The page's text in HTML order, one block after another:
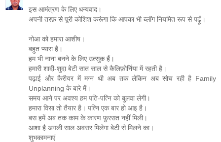
इस आमंत्रण के लिए धन्यवाद।
अपनी तरफ़ से पूरी कोशिश करूंगा कि आपका भी ब्लॉग नियमित रूप से पढ़ूँ।
नोआ को हमारा आशीष।
बहुत प्यारा है।
हम भी नाना बनने के लिए उत्सुक हैं।
हमारी शादी-शुदा बेटी सात साल से कैलिफ़ोर्निया में रहती है।
पढ़ाई और कैरीयर में मग्न थी अब तक लेकिन अब सोच रही है Family
Unplanning के बारे में।
समय आने पर अवश्य हम पति-पत्नि को बुलवा लेगी।
हमारा विसा तो तैयार है। पत्नि एक बार हो आइ है।
बस हमें अब तक काम के कारण फ़ुरसत नहीं मिली।
आशा है अगली साल अवसर मिलेगा बेटी से मिलने का।
शुभकामनाएं